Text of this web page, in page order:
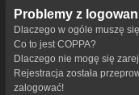
Problemy z
Dlaczego w ogóle muszę
Co to jest COPPA?
Dlaczego nie mogę się
Rejestracja została
zalogować!